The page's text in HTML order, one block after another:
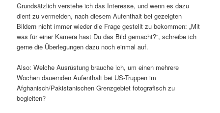
Grundsätzlich verstehe ich das Interesse, und wenn es dazu
dient zu vermeiden, nach diesem Aufenthalt bei gezeigten
Bildern nicht immer wieder die Frage gestellt zu bekommen: „Mit
was für einer Kamera hast Du das Bild gemacht?“, schreibe ich
gerne die Überlegungen dazu noch einmal auf.
Also: Welche Ausrüstung brauche ich, um einen mehrere
Wochen dauernden Aufenthalt bei US-Truppen im
Afghanisch/Pakistanischen Grenzgebiet fotografisch zu
begleiten?